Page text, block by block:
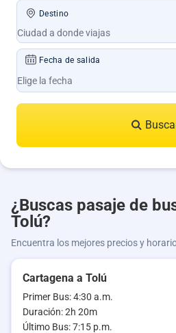
Destino
Fecha de salida
¿Buscas pasaje de
Tolú?
Encuentra los mejores precios y
Cartagena a Tolú
Primer Bus: 4:30 a.m.
Duración: 2h 20m
Último Bus: 7:15 p.m.